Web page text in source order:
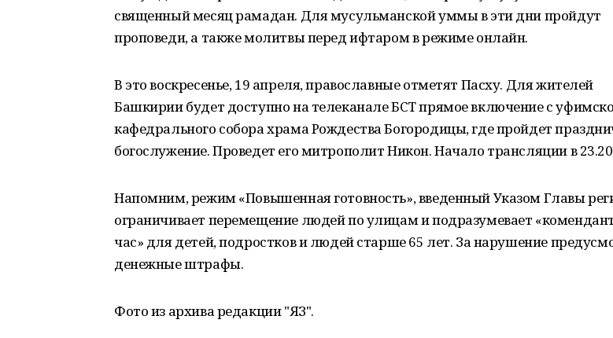
священный месяц рамадан. Для мусульманской уммы в эти дни пройдут
проповеди, а также молитвы перед ифтаром в режиме онлайн.
В это воскресенье, 19 апреля, православные отметят Пасху. Для жителей
Башкирии будет доступно на телеканале БСТ прямое включение с
кафедрального собора храма Рождества Богородицы, где пройдет
богослужение. Проведет его митрополит Никон. Начало трансляции в
Напомним, режим «Повышенная готовность», введенный Указом Главы
ограничивает перемещение людей по улицам и подразумевает
час» для детей, подростков и людей старше 65 лет. За нарушение
денежные штрафы.
Фото из архива редакции "ЯЗ".